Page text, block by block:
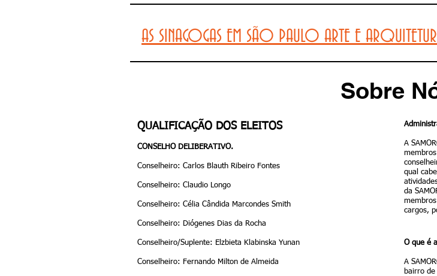
AS SINAGOGAS EM SÃO PAULO ARTE E
Sobre
QUALIFICAÇÃO DOS ELEITOS
CONSELHO DELIBERATIVO.
Conselheiro: Carlos Blauth Ribeiro Fontes
Conselheiro: Claudio Longo
Conselheiro: Célia Cândida Marcondes Smith
Conselheiro: Diógenes Dias da Rocha
Conselheiro/Suplente: Elzbieta Klabinska Yunan
Conselheiro: Fernando Milton de Almeida
A
qual
da
cargos,
O que é
A
bairro de